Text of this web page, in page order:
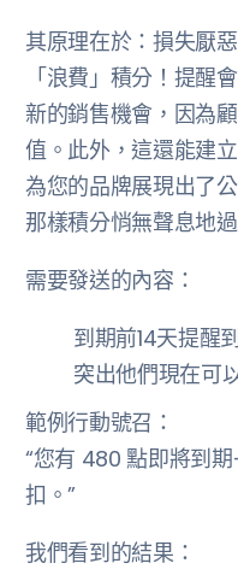
其原理在於：損失厭
「浪費」積分！提醒
新的銷售機會，因為
值。此外，這還能建
為您的品牌展現出了
那樣積分悄無聲息地過
需要發送的內容：
到期前14天提醒
突出他們現在可
範例行動號召：
“您有 480 點即將到
扣。”
我們看到的結果：